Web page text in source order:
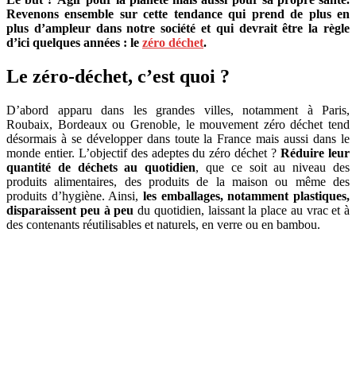
Revenons ensemble sur cette tendance qui prend de plus en
plus d’ampleur dans notre société et qui devrait être la règle
d’ici quelques années : le zéro déchet.
Le zéro-déchet, c’est quoi ?
D’abord apparu dans les grandes villes, notamment à Paris,
Roubaix, Bordeaux ou Grenoble, le mouvement zéro déchet tend
désormais à se développer dans toute la France mais aussi dans le
monde entier. L’objectif des adeptes du zéro déchet ?Réduire leur
quantité de déchets au quotidien, que ce soit au niveau des
produits alimentaires, des produits de la maison ou même des
produits d’hygiène. Ainsi, les emballages, notamment plastiques,
disparaissent peu à peu du quotidien, laissant la place au vrac et à
des contenants réutilisables et naturels, en verre ou en bambou.